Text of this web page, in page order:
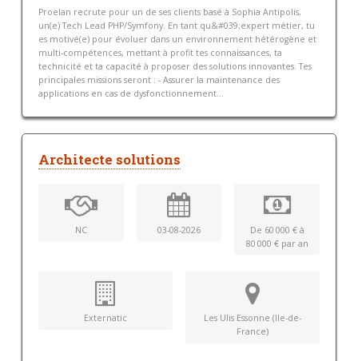
Proelan recrute pour un de ses clients basé à Sophia Antipolis,
un(e) Tech Lead PHP/Symfony. En tant qu&#039;expert métier, tu
es motivé(e) pour évoluer dans un environnement hétérogène et
multi-compétences, mettant à profit tes connaissances, ta
technicité et ta capacité à proposer des solutions innovantes. Tes
principales missions seront : - Assurer la maintenance des
applications en cas de dysfonctionnement...
Architecte solutions
NC 03-08-2026
De 60 000 € à
80 000 € par an
Externatic
Les Ulis Essonne (Ile-de-
France)